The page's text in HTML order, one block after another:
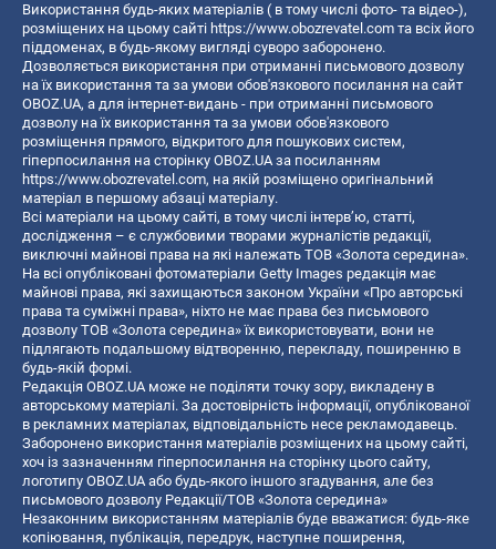
Використання будь-яких матеріалів ( в тому числі фото- та відео-),
розміщених на цьому сайті https://www.obozrevatel.com та всіх його
піддоменах, в будь-якому вигляді суворо заборонено.
Дозволяється використання при отриманні письмового дозволу
на їх використання та за умови обов'язкового посилання на сайт
OBOZ.UA, а для інтернет-видань - при отриманні письмового
дозволу на їх використання та за умови обов'язкового
розміщення прямого, відкритого для пошукових систем,
гіперпосилання на сторінку OBOZ.UA за посиланням
https://www.obozrevatel.com, на якій розміщено оригінальний
матеріал в першому абзаці матеріалу.
Всі матеріали на цьому сайті, в тому числі інтерв’ю, статті,
дослідження – є службовими творами журналістів редакції,
виключні майнові права на які належать ТОВ «Золота середина».
На всі опубліковані фотоматеріали Getty Images редакція має
майнові права, які захищаються законом України «Про авторські
права та суміжні права», ніхто не має права без письмового
дозволу ТОВ «Золота середина» їх використовувати, вони не
підлягають подальшому відтворенню, перекладу, поширенню в
будь-якій формі.
Редакція OBOZ.UA може не поділяти точку зору, викладену в
авторському матеріалі. За достовірність інформації, опублікованої
в рекламних матеріалах, відповідальність несе рекламодавець.
Заборонено використання матеріалів розміщених на цьому сайті,
хоч із зазначенням гіперпосилання на сторінку цього сайту,
логотипу OBOZ.UA або будь-якого іншого згадування, але без
письмового дозволу Редакції/ТОВ «Золота середина»
Незаконним використанням матеріалів буде вважатися: будь-яке
копiювання, публiкацiя, передрук, наступне поширення,